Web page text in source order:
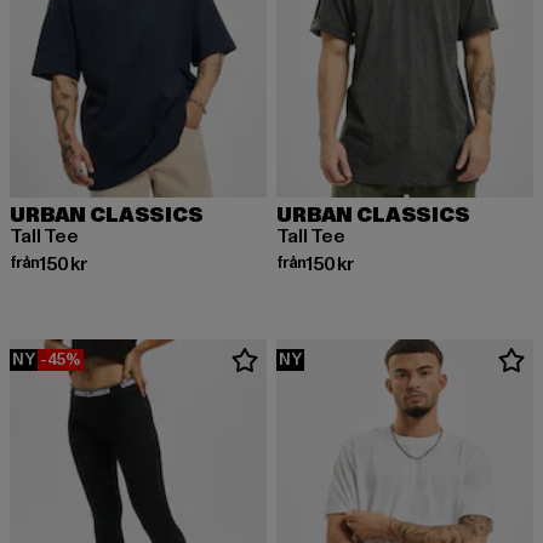
URBAN CLASSICS
Tall Tee
från150 kr
Nuvarande pris: Från 150 kr
URBAN CLASSICS
Tall Tee
från150 kr
Nuvarande pris: Från 150 kr
NY -45% NY